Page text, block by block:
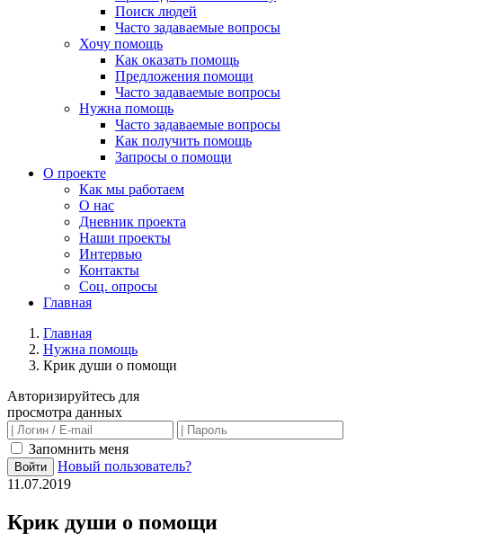
Поиск людей
Часто задаваемые вопросы
Хочу помощь
Как оказать помощь
Предложения помощи
Часто задаваемые вопросы
Нужна помощь
Часто задаваемые вопросы
Как получить помощь
Запросы о помощи
О проекте
Как мы работаем
О нас
Дневник проекта
Наши проекты
Интервью
Контакты
Соц. опросы
Главная
Главная
Нужна помощь
Крик души о помощи
Авторизируйтесь для
просмотра данных
Запомнить меня
Войти
Новый пользователь?
11.07.2019
Крик души о помощи